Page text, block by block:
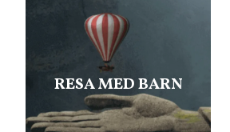
RESA MED BARN